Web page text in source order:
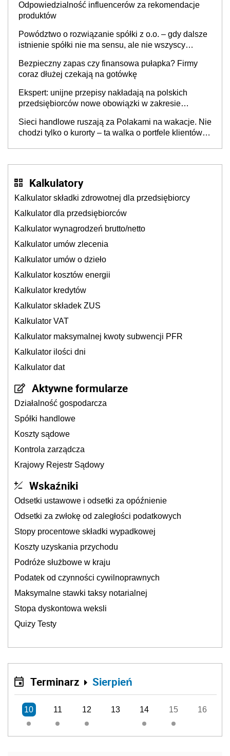
Odpowiedzialność influencerów za rekomendacje
produktów
Powództwo o rozwiązanie spółki z o.o. – gdy dalsze
istnienie spółki nie ma sensu, ale nie wszyscy
Bezpieczny zapas czy finansowa pułapka? Firmy
coraz dłużej czekają na gotówkę
Ekspert: unijne przepisy nakładają na polskich
przedsiębiorców nowe obowiązki w zakresie
Sieci handlowe ruszają za Polakami na wakacje. Nie
chodzi tylko o kurorty – ta walka o portfele klientów
Kalkulatory
Kalkulator składki zdrowotnej dla przedsiębiorcy
Kalkulator dla przedsiębiorców
Kalkulator wynagrodzeń brutto/netto
Kalkulator umów zlecenia
Kalkulator umów o dzieło
Kalkulator kosztów energii
Kalkulator kredytów
Kalkulator składek ZUS
Kalkulator VAT
Kalkulator maksymalnej kwoty subwencji PFR
Kalkulator ilości dni
Kalkulator dat
Aktywne formularze
Działalność gospodarcza
Spółki handlowe
Koszty sądowe
Kontrola zarządcza
Krajowy Rejestr Sądowy
Wskaźniki
Odsetki ustawowe i odsetki za opóźnienie
Odsetki za zwłokę od zaległości podatkowych
Stopy procentowe składki wypadkowej
Koszty uzyskania przychodu
Podróże służbowe w kraju
Podatek od czynności cywilnoprawnych
Maksymalne stawki taksy notarialnej
Stopa dyskontowa weksli
Quizy Testy
Terminarz Sierpień
10 11 12 13 14 15 16